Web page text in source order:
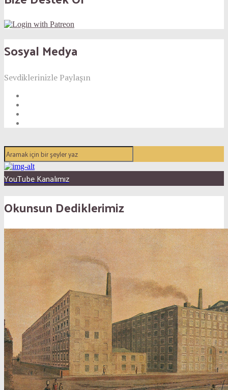
Sosyal Medya
Sevdiklerinizle Paylaşın
YouTube Kanalımız
Okunsun Dediklerimiz